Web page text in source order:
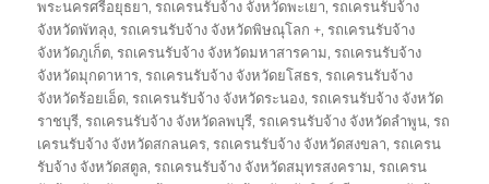
พระนครศรีอยุธยา,รถเครนรับจ้าง จังหวัดพะเยา,รถเครนรับจ้าง
จังหวัดพัทลุง,รถเครนรับจ้าง จังหวัดพิษณุโลก +,รถเครนรับจ้าง
จังหวัดภูเก็ต,รถเครนรับจ้าง จังหวัดมหาสารคาม,รถเครนรับจ้าง
จังหวัดมุกดาหาร,รถเครนรับจ้าง จังหวัดยโสธร,รถเครนรับจ้าง
จังหวัดร้อยเอ็ด,รถเครนรับจ้าง จังหวัดระนอง,รถเครนรับจ้าง จังหวัด
ราชบุรี,รถเครนรับจ้าง จังหวัดลพบุรี,รถเครนรับจ้าง จังหวัดลำพูน,รถ
เครนรับจ้าง จังหวัดสกลนคร,รถเครนรับจ้าง จังหวัดสงขลา,รถเครน
รับจ้าง จังหวัดสตูล,รถเครนรับจ้าง จังหวัดสมุทรสงคราม,รถเครน